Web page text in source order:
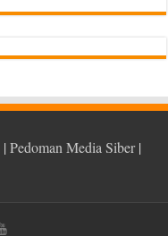
|Pedoman Media Siber|